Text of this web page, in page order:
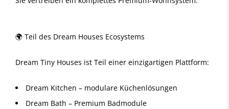
🌍 Teil des Dream Houses Ecosystems
Dream Tiny Houses ist Teil einer einzigartigen Plattform:
Dream Kitchen – modulare Küchenlösungen
Dream Bath – Premium Badmodule